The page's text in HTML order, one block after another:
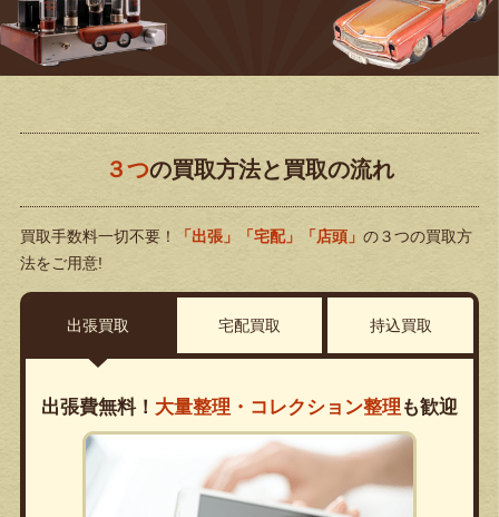
３つの買取方法と買取の流れ
買取手数料一切不要！ 「出張」「宅配」「店頭」 の３つの買取方
法をご用意!
出張買取 宅配買取 持込買取
出張費無料！ 大量整理・コレクション整理 も歓迎